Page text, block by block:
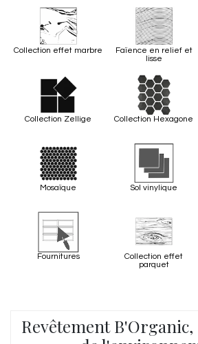
Collection effet marbre
Faïence en relief et
lisse
Collection Zellige Collection Hexagone
Mosaïque Sol vinylique
Fournitures
Collection effet
parquet
Revêtement